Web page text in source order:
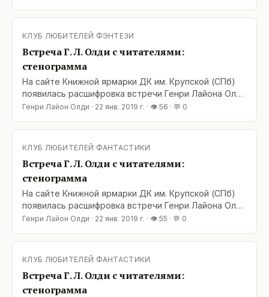
укажут и втянут в спор. Давно пора составить
каталог стандартных ответов, дабы не тратить
лишнее время на набор текста. Что-то вроде: «Вам
хорошо, вы
КЛУБ ЛЮБИТЕЛЕЙ ФЭНТЕЗИ
Встреча Г. Л. Олди с читателями:
стенограмма
На сайте Книжной ярмарки ДК им. Крупской (СПб)
появилась расшифровка встречи Генри Лайона Олди
с читателями, проходившей на
Добро пожаловать:
Генри Лайон Олди · 22 янв. 2019 г. · 👁 56 · 💬 0
КЛУБ ЛЮБИТЕЛЕЙ ФАНТАСТИКИ
Встреча Г. Л. Олди с читателями:
стенограмма
На сайте Книжной ярмарки ДК им. Крупской (СПб)
появилась расшифровка встречи Генри Лайона Олди
с читателями, проходившей на
Добро пожаловать:
Генри Лайон Олди · 22 янв. 2019 г. · 👁 55 · 💬 0
КЛУБ ЛЮБИТЕЛЕЙ ФАНТАСТИКИ
Встреча Г. Л. Олди с читателями:
стенограмма